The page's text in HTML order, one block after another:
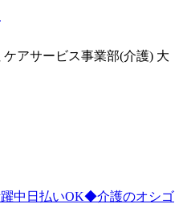
アサービス事業部(介護) 大
中日払いOK◆介護のオシゴ